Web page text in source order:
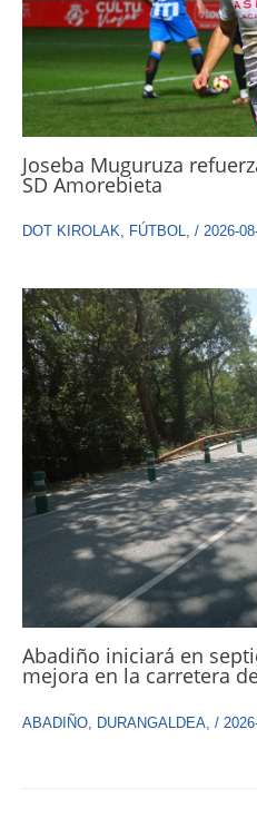
Joseba Muguruza
SD Amorebieta
DOT KIROLAK, FÚTBOL, / 2026-
Abadiño iniciará en
mejora en la carretera
ABADIÑO DURANGALDEA /